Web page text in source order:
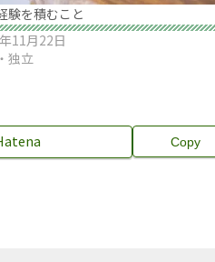
験を積むこと
11月22日
独立
Copy